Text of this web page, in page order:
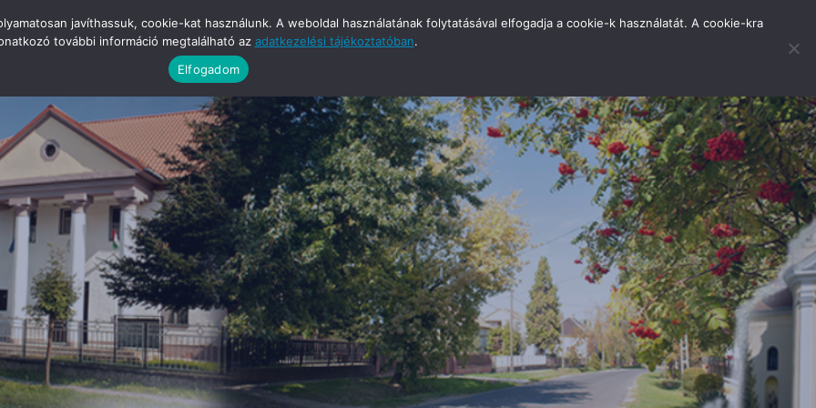
javíthassuk, cookie-kat használunk. A weboldal használatának folytatásával elfogadja a cookie-k használatát. A cookie-kra
további információ megtalálható az adatkezelési tájékoztatóban.
Elfogadom